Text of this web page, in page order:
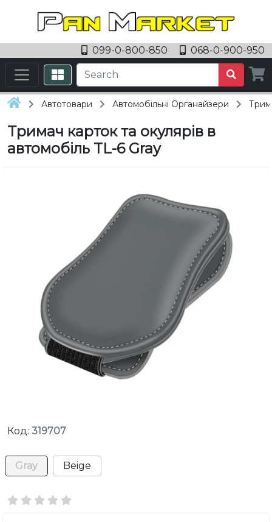
099-0-800-850 068-0-900-950
Автотовари Автомобільні Органайзери
Тримач карток та окулярів в
автомобіль TL-6 Gray
Код: 319707
Gray Beige